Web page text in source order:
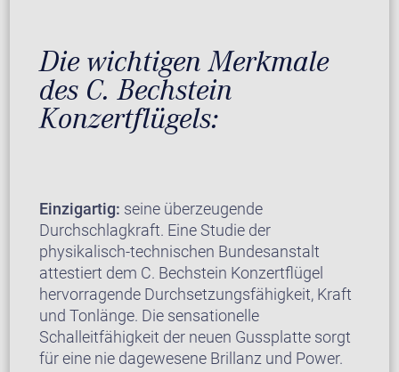
Die wichtigen Merkmale
des C. Bechstein
Konzertflügels:
Einzigartig: seine überzeugende
Durchschlagkraft. Eine Studie der
physikalisch-technischen Bundesanstalt
attestiert dem C. Bechstein Konzertflügel
hervorragende Durchsetzungsfähigkeit, Kraft
und Tonlänge. Die sensationelle
Schalleitfähigkeit der neuen Gussplatte sorgt
für eine nie dagewesene Brillanz und Power.